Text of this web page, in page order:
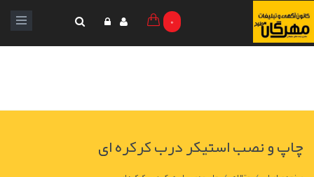
0
چاپ و نصب استیکر درب کرکره ای